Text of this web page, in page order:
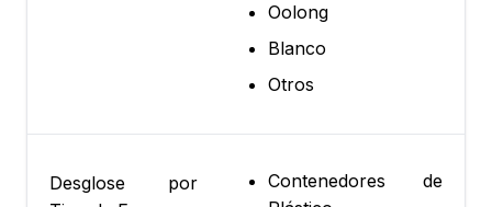
Oolong
Blanco
Otros
Desglose por
Contenedores de